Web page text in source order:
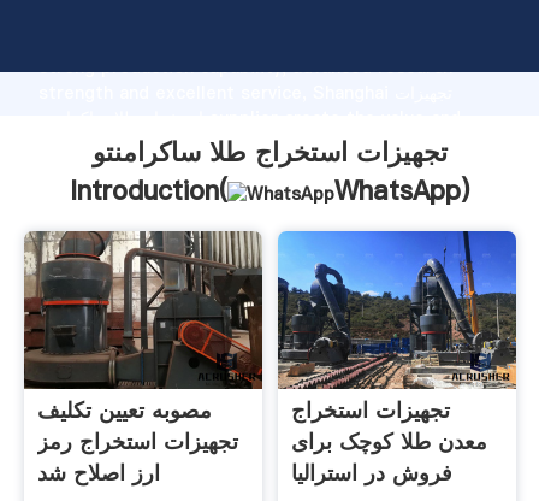
strong production capability, advanced research
bring values to all of customers.
تجهیزات استخراج طلا ساکرامنتو
Introduction(
WhatsApp)
مصوبه تعیین تکلیف
تجهیزات استخراج رمز
ارز اصلاح شد
تجهیزات استخراج
معدن طلا کوچک برای
فروش در استرالیا